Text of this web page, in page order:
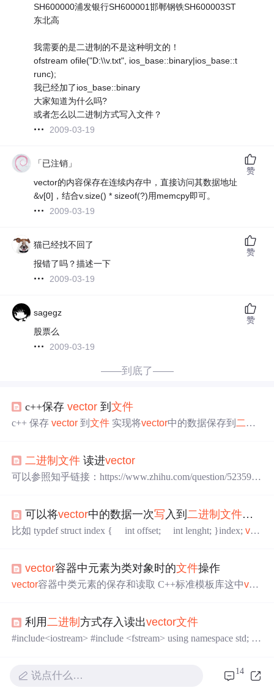
SH600000浦发银行SH600001邯郸钢铁SH600003ST
东北高
我需要的是二进制的不是这种明文的！
ofstream ofile("D:\\v.txt", ios_base::binary|ios_base::t
runc);
我已经加了ios_base::binary
大家知道为什么吗?
或者怎么以二进制方式写入文件？
2009-03-19
「已注销」
vector的内容保存在连续内存中，直接访问其数据地址
&v[0]，结合v.size() * sizeof(?)用memcpy即可。
2009-03-19
赞
猫已经找不回了
报错了吗？描述一下
2009-03-19
赞
sagegz
股票么
2009-03-19
赞
——到底了——
c++保存vector 到文件
c++ 保存vector 到文件 实现将vector中的数据保存到 二进
式。确定格式跟网络通信中的通信协议非常相似，只用存
取双方都依照协议行事，才能完成完整步骤。以下代码提
二进制文件 读进vector
可以参照知乎链接：https://www.zhihu.com/question/5235918
ize;可以将vector中的数据一次写入到二进制文件中吗
比如 typdef struct index { int offset; int lenght; }index;vec
要一个结构体一个结构体的写 入呢？ 可以
vector容器中元素为类对象时的文件操作
vector容器中类元素的保存和读取 C++标准模板库这中vect
用 文件操作了。在这里保存的文件格式为二进制
定义一个Address类 class Address { public: Address()//构造函
利用二进制方式存入读出vector文件
#include<iostream> #include <fstream> using namespace std; #i
说点什么… 14